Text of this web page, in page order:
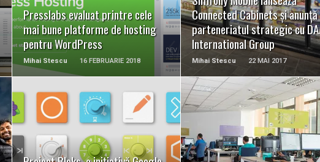
Presslabs evaluat printre cele
mai bune platforme de hosting
pentru WordPress
Mihai Stescu 16 FEBRUARIE 2018
Connected Cabinets și anunță
parteneriatul strategic cu
International Group
Mihai Stescu 22 MAI 2017
READ MORE READ MORE